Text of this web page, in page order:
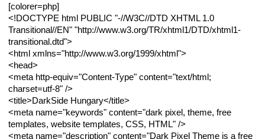
[colorer=php]
<!DOCTYPE html PUBLIC "-//W3C//DTD XHTML 1.0
Transitional//EN" "http://www.w3.org/TR/xhtml1/DTD/xhtml1-
transitional.dtd">
<html xmlns="http://www.w3.org/1999/xhtml">
<head>
<meta http-equiv="Content-Type" content="text/html;
charset=utf-8" />
<title>DarkSide Hungary</title>
<meta name="keywords" content="dark pixel, theme, free
templates, website templates, CSS, HTML" />
<meta name="description" content="Dark Pixel Theme is a free